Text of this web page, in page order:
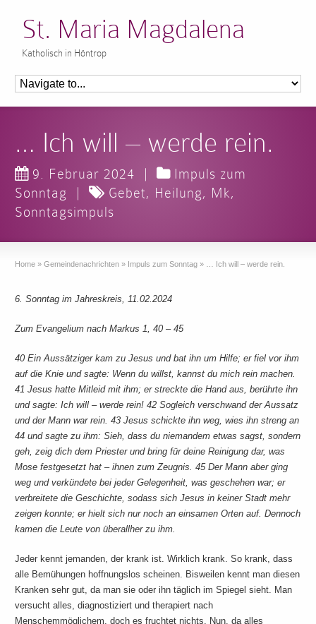
St. Maria Magdalena
Katholisch in Höntrop
… Ich will – werde rein.
9. Februar 2024 |
Impuls zum
Sonntag
| Gebet, Heilung, Mk,
Sonntagsimpuls
Home » Gemeindenachrichten » Impuls zum Sonntag » … Ich will – werde rein.
6. Sonntag im Jahreskreis, 11.02.2024
Zum Evangelium nach Markus 1, 40 – 45
40 Ein Aussätziger kam zu Jesus und bat ihn um Hilfe; er fiel vor ihm
auf die Knie und sagte: Wenn du willst, kannst du mich rein machen.
41 Jesus hatte Mitleid mit ihm; er streckte die Hand aus, berührte ihn
und sagte: Ich will – werde rein! 42 Sogleich verschwand der Aussatz
und der Mann war rein. 43 Jesus schickte ihn weg, wies ihn streng an
44 und sagte zu ihm: Sieh, dass du niemandem etwas sagst, sondern
geh, zeig dich dem Priester und bring für deine Reinigung dar, was
Mose festgesetzt hat – ihnen zum Zeugnis. 45 Der Mann aber ging
weg und verkündete bei jeder Gelegenheit, was geschehen war; er
verbreitete die Geschichte, sodass sich Jesus in keiner Stadt mehr
zeigen konnte; er hielt sich nur noch an einsamen Orten auf. Dennoch
kamen die Leute von überallher zu ihm.
Jeder kennt jemanden, der krank ist. Wirklich krank. So krank, dass
alle Bemühungen hoffnungslos scheinen. Bisweilen kennt man diesen
Kranken sehr gut, da man sie oder ihn täglich im Spiegel sieht. Man
versucht alles, diagnostiziert und therapiert nach
Menschemmöglichem, doch es fruchtet nichts. Nun, da alles